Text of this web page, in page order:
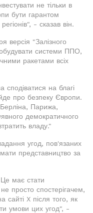
не тільки в
бути гарантом
- сказав він.
версія "Залізного
системи ППО,
ракетами всіх
на благі
про безпеку Європи.
Парижа,
демократичного
владу."
угод, пов'язаних
представництво за
має стати
просто спостерігачем,
сайті X після того, як
умови цих угод", -